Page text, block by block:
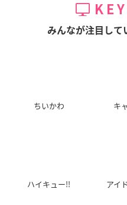
みんなが注目して
ちいかわ キ
ハイキュー!! アイ